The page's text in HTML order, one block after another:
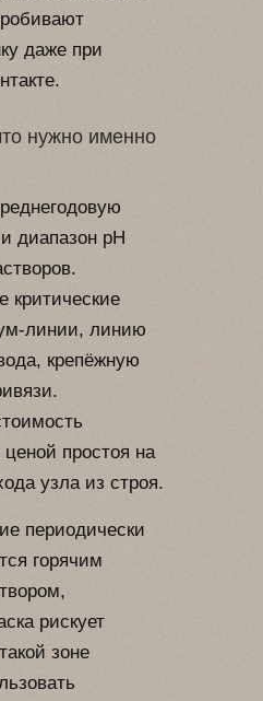
даже при
нужно именно
диапазон pH
критические
линии, линию
крепёжную
ценой простоя на
узла из строя.
периодически
горячим
рискует
зоне